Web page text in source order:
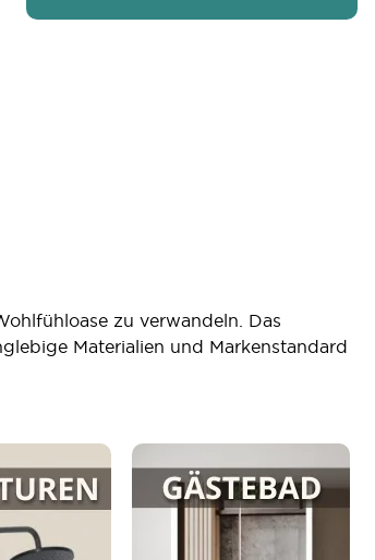
zu verwandeln. Das
Materialien und Markenstandard